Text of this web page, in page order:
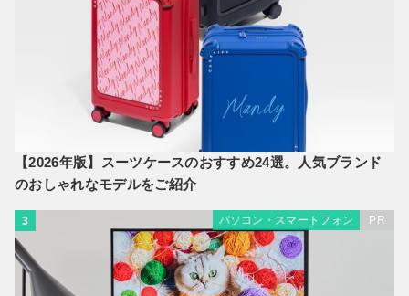
【2026年版】スーツケースのおすすめ24選。人気ブランド
のおしゃれなモデルをご紹介
3 パソコン・スマートフォン PR